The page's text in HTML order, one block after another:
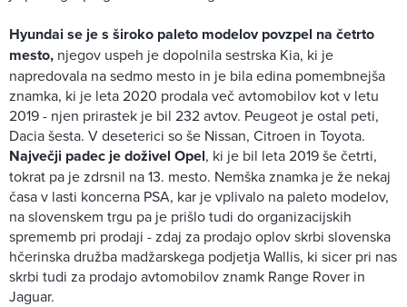
Hyundai se je s široko paleto modelov povzpel na četrto
mesto, njegov uspeh je dopolnila sestrska Kia, ki je
napredovala na sedmo mesto in je bila edina pomembnejša
znamka, ki je leta 2020 prodala več avtomobilov kot v letu
2019 - njen prirastek je bil 232 avtov. Peugeot je ostal peti,
Dacia šesta. V deseterici so še Nissan, Citroen in Toyota.
Največji padec je doživel Opel, ki je bil leta 2019 še četrti,
tokrat pa je zdrsnil na 13. mesto. Nemška znamka je že nekaj
časa v lasti koncerna PSA, kar je vplivalo na paleto modelov,
na slovenskem trgu pa je prišlo tudi do organizacijskih
sprememb pri prodaji - zdaj za prodajo oplov skrbi slovenska
hčerinska družba madžarskega podjetja Wallis, ki sicer pri nas
skrbi tudi za prodajo avtomobilov znamk Range Rover in
Jaguar.